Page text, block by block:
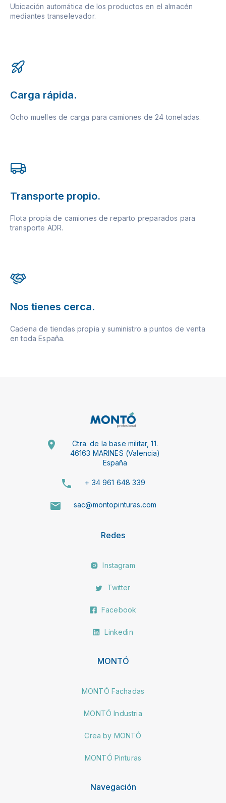
Ubicación automática de los productos en el almacén
mediantes transelevador.
Carga rápida.
Ocho muelles de carga para camiones de 24 toneladas.
Transporte propio.
Flota propia de camiones de reparto preparados para
transporte ADR.
Nos tienes cerca.
Cadena de tiendas propia y suministro a puntos de venta
en toda España.
Ctra. de la base militar, 11.
46163 MARINES (Valencia)
España
+ 34 961 648 339
sac@montopinturas.com
Redes
Instagram
Twitter
Facebook
Linkedin
MONTÓ
MONTÓ Fachadas
MONTÓ Industria
Crea by MONTÓ
MONTÓ Pinturas
Navegación